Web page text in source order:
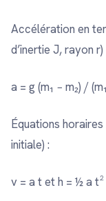
Accélération en
d’inertie J, rayon r)
a = g (m₁ − m₂) /
Équations
initiale) :
v = a t et h = ½ a t²